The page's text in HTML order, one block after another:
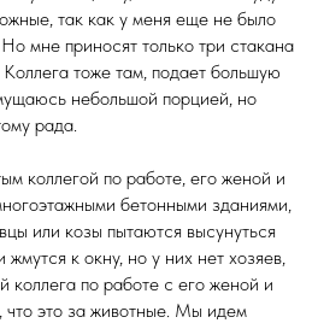
так как у меня еще не было
мне приносят только три стакана
тоже там, подает большую
небольшой порцией, но
рада.
коллегой по работе, его женой и
бетонными зданиями,
или козы пытаются высунуться
жмутся к окну, но у них нет хозяев,
коллега по работе с его женой и
это за животные. Мы идем